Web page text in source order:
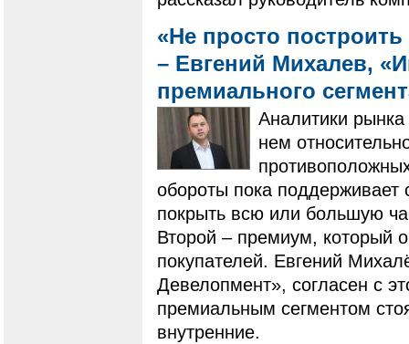
«Не просто
– Евгений Михалев,
премиального
Аналитики
нем
обороты пока
покрыть всю или большую
Второй – премиум, который
покупателей. Евгений
Девелопмент», согласен с
премиальным сегментом
внутренние.